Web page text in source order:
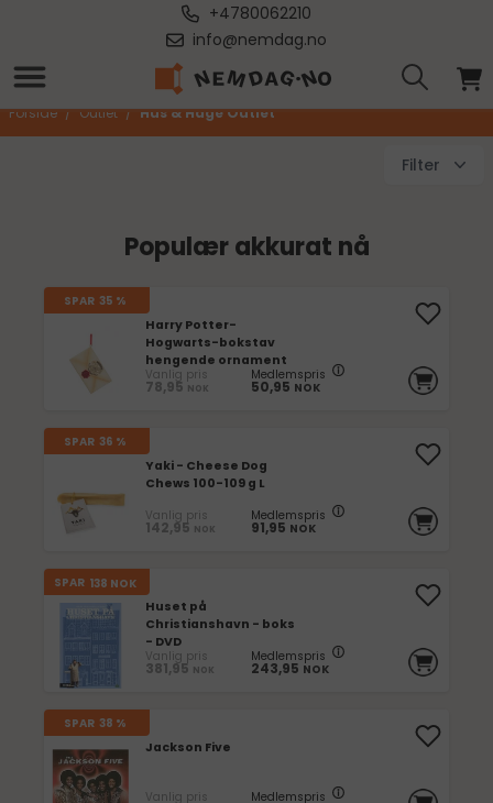
+4780062210
info@nemdag.no
Hus & Hage Outlet
Forside / Outlet / Hus & Hage Outlet
Filter
Populær akkurat nå
SPAR 35 %
Harry Potter-
Hogwarts-bokstav
hengende ornament
Vanlig pris
78,95 NOK
Medlemspris
50,95 NOK
SPAR 36 %
Yaki - Cheese Dog
Chews 100-109 g L
Vanlig pris
142,95 NOK
Medlemspris
91,95 NOK
SPAR 138 NOK
Huset på
Christianshavn - boks
- DVD
Vanlig pris
381,95 NOK
Medlemspris
243,95 NOK
SPAR 38 %
Jackson Five
Vanlig pris Medlemspris